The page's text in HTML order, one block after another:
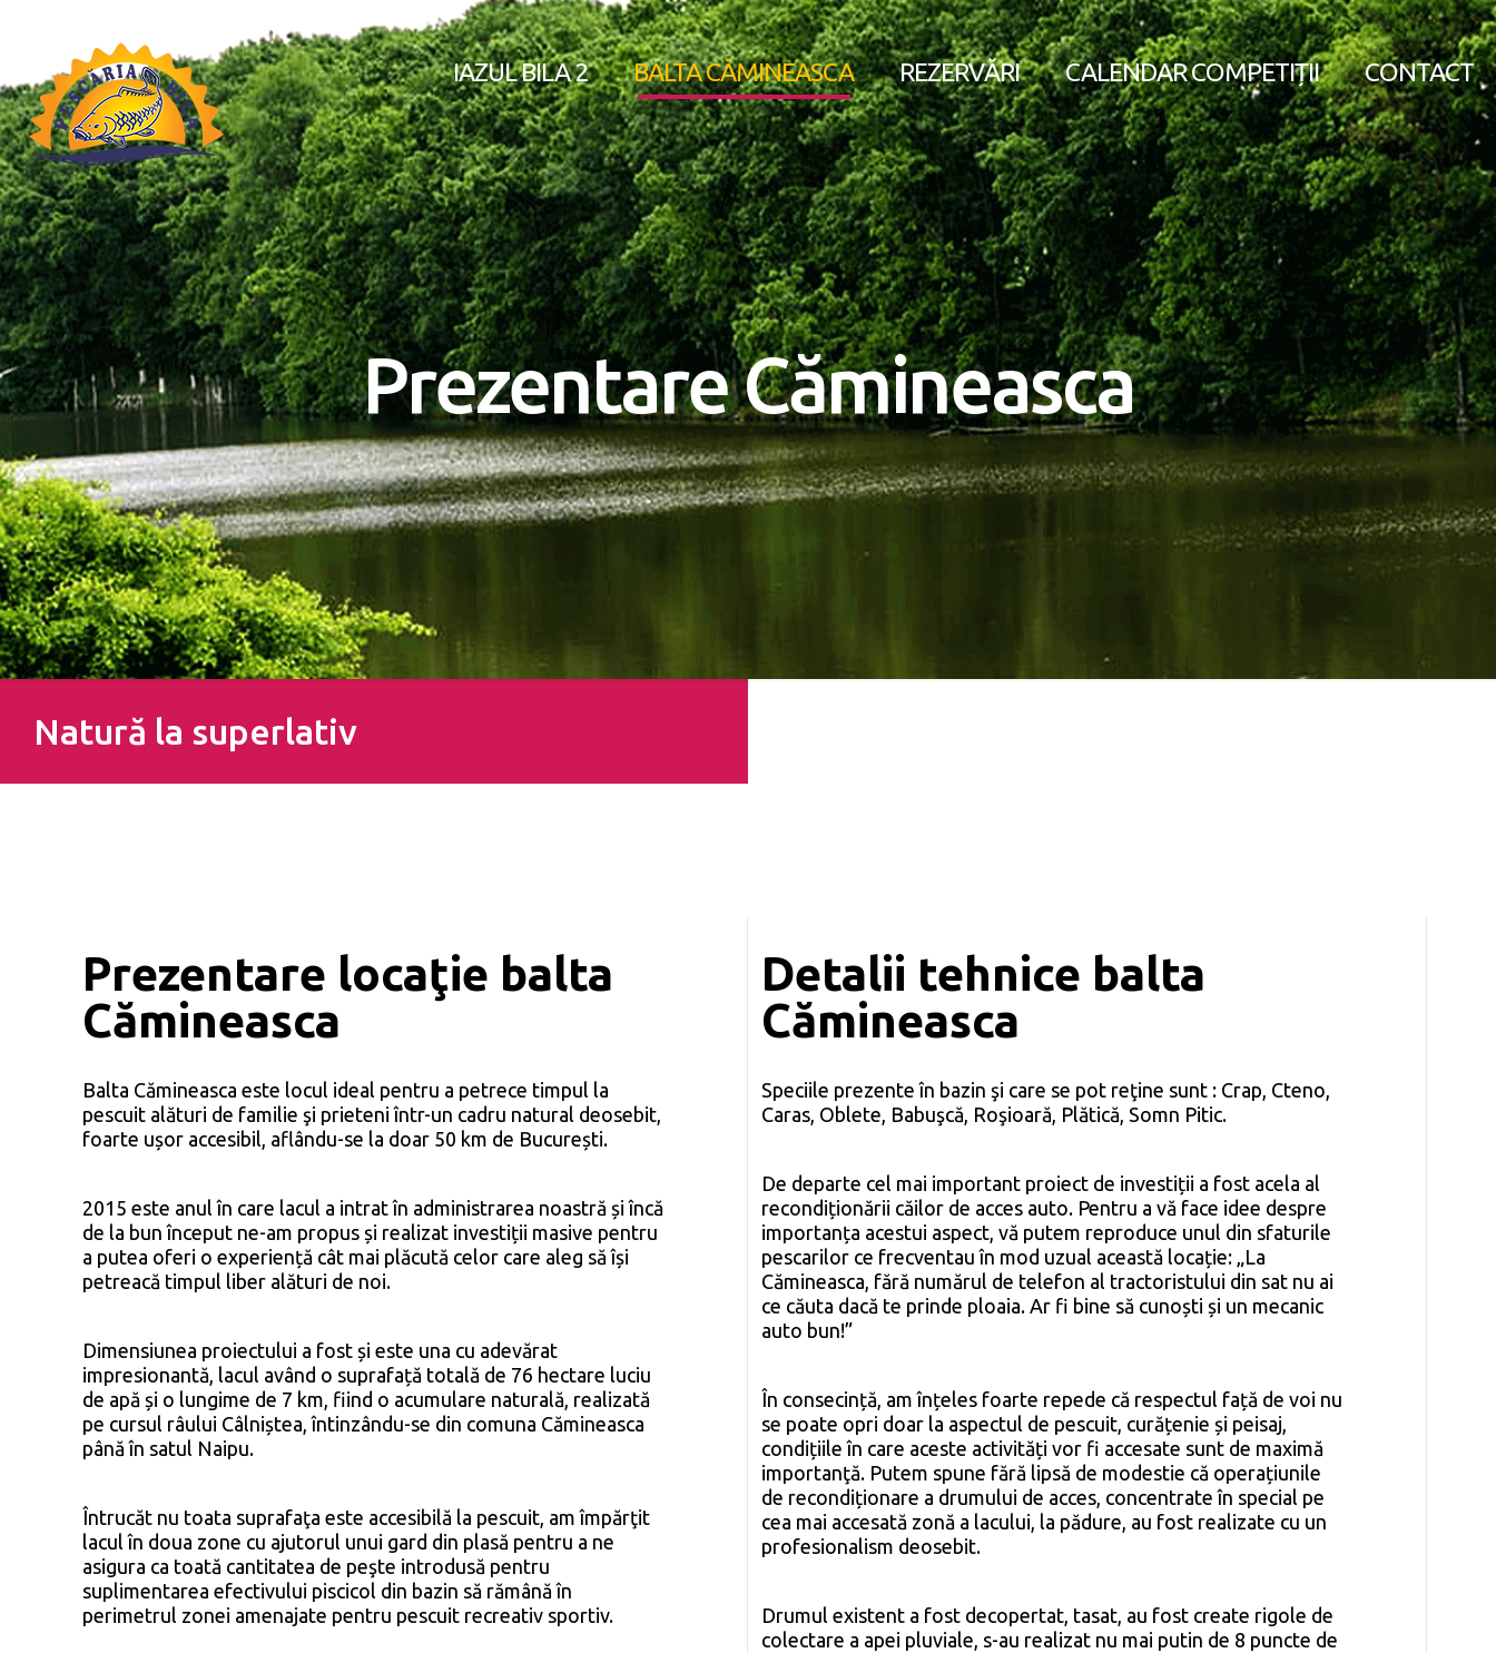
IAZUL BILA 2 BALTA CĂMINEASCA REZERVĂRI CALENDAR COMPETIȚII CONTACT
Prezentare Cămineasca
Natură la superlativ
Prezentare locaţie balta
Cămineasca
Balta Cămineasca este locul ideal pentru a petrece timpul la
pescuit alături de familie şi prieteni într-un cadru natural deosebit,
foarte ușor accesibil, aflându-se la doar 50 km de București.
2015 este anul în care lacul a intrat în administrarea noastră și încă
de la bun început ne-am propus și realizat investiții masive pentru
a putea oferi o experiență cât mai plăcută celor care aleg să își
petreacă timpul liber alături de noi.
Dimensiunea proiectului a fost și este una cu adevărat
impresionantă, lacul având o suprafață totală de 76 hectare luciu
de apă și o lungime de 7 km, fiind o acumulare naturală, realizată
pe cursul râului Câlniștea, întinzându-se din comuna Cămineasca
până în satul Naipu.
Întrucăt nu toata suprafaţa este accesibilă la pescuit, am împărţit
lacul în doua zone cu ajutorul unui gard din plasă pentru a ne
asigura ca toată cantitatea de peşte introdusă pentru
suplimentarea efectivului piscicol din bazin să rămână în
perimetrul zonei amenajate pentru pescuit recreativ sportiv.
Detalii tehnice balta
Cămineasca
Speciile prezente în bazin şi care se pot reţine sunt : Crap, Cteno,
Caras, Oblete, Babuşcă, Roşioară, Plătică, Somn Pitic.
De departe cel mai important proiect de investiții a fost acela al
recondiționării căilor de acces auto. Pentru a vă face idee despre
importanța acestui aspect, vă putem reproduce unul din sfaturile
pescarilor ce frecventau în mod uzual această locație: „La
Cămineasca, fără numărul de telefon al tractoristului din sat nu ai
ce căuta dacă te prinde ploaia. Ar fi bine să cunoști și un mecanic
auto bun!”
În consecință, am înțeles foarte repede că respectul față de voi nu
se poate opri doar la aspectul de pescuit, curățenie și peisaj,
condițiile în care aceste activități vor fi accesate sunt de maximă
importanţă. Putem spune fără lipsă de modestie că operațiunile
de recondiționare a drumului de acces, concentrate în special pe
cea mai accesată zonă a lacului, la pădure, au fost realizate cu un
profesionalism deosebit.
Drumul existent a fost decopertat, tasat, au fost create rigole de
colectare a apei pluviale, s-au realizat nu mai putin de 8 puncte de